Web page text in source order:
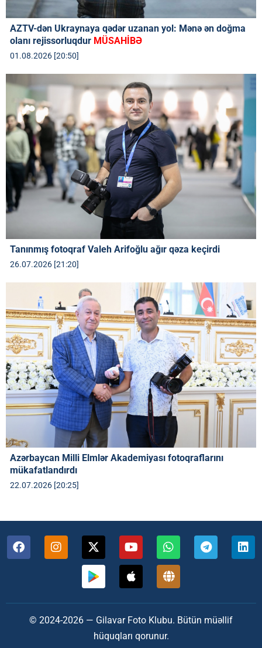
AZTV-dən Ukraynaya qədər uzanan yol: Mənə ən doğma
olanı rejissorluqdur MÜSAHİBƏ
01.08.2026 [20:50]
Tanınmış fotoqraf Valeh Arifoğlu ağır qəza keçirdi
26.07.2026 [21:20]
Azərbaycan Milli Elmlər Akademiyası fotoqraflarını
mükafatlandırdı
22.07.2026 [20:25]
© 2024-2026 — Gilavar Foto Klubu. Bütün müəllif
hüquqları qorunur.